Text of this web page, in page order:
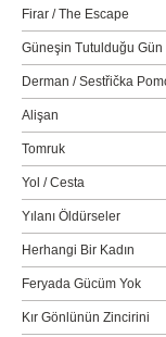
Firar / The Escape
Güneşin Tutulduğu Gün
Derman / Sestřička
Alişan
Tomruk
Yol / Cesta
Yılanı Öldürseler
Herhangi Bir Kadın
Feryada Gücüm Yok
Kır Gönlünün Zincirini